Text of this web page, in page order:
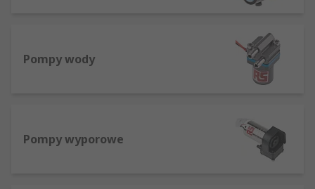
Pompy wody
Pompy wyporowe